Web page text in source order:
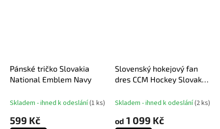
Pánské tričko Slovakia
National Emblem Navy
Skladem - ihned k odeslání(1 ks)
599 Kč
Slovenský hokejový fan
dres CCM Hockey Slovakia
Skladem - ihned k odeslání(2 ks)
od 1 099 Kč